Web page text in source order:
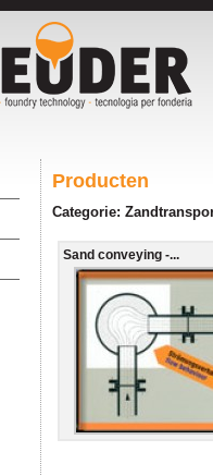
Producten
Categorie:
Sand conveying -...